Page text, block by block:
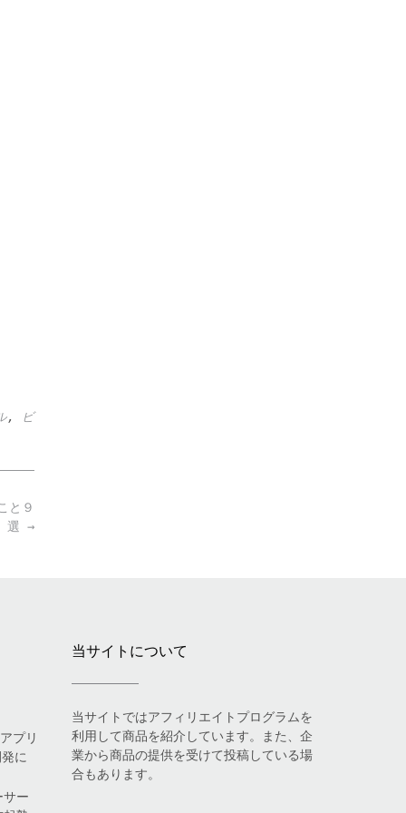
,
ビ
と９
選→
プリ
に
サー
当サイトについて
当サイトではアフィリエイトプログラムを
利用して商品を紹介しています。また、企
業から商品の提供を受けて投稿している場
合もあります。